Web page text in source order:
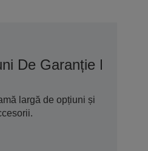
De Garanție
largă de opțiuni și